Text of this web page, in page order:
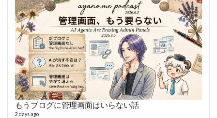
もうブログに管理画面はいらない話
2 days ago